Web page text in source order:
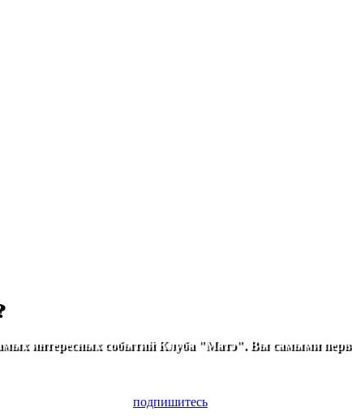
интересных событий Клуба "Матэ". Вы самыми
подпишитесь